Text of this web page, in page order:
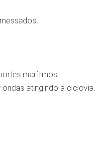
marítimos;
atingindo a ciclovia.